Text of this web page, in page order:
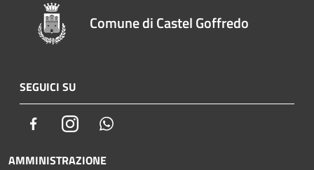
Comune di Castel Goffredo
SEGUICI SU
FacebookInstagram
AMMINISTRAZIONE